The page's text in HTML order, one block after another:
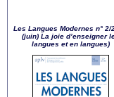
Les Langues Modernes n° 2/
(juin) La joie d’enseigner
langues et en langues)